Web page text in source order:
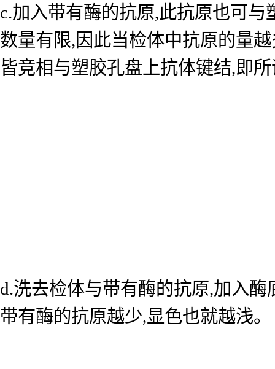
c.加入带有酶的抗原,此抗原也可
数量有限,因此当检体中抗原的量
皆竞相与塑胶孔盘上抗体键结,即
d.洗去检体与带有酶的抗原,加入
带有酶的抗原越少,显色也就越浅。